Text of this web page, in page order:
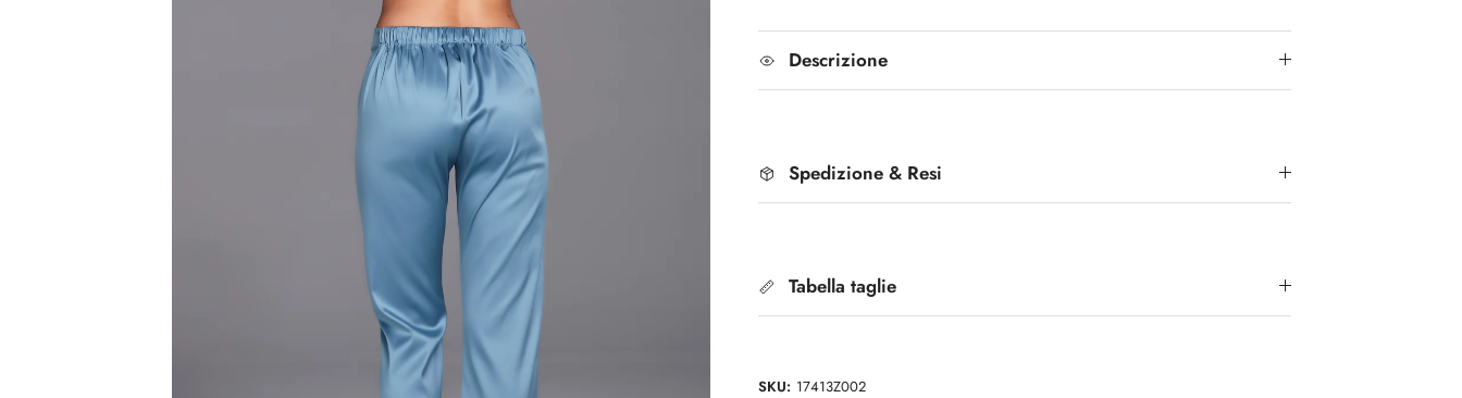
Descrizione
Spedizione & Resi
Tabella taglie
SKU: 17413Z002